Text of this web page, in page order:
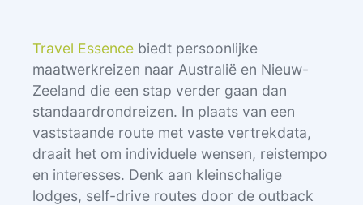
Travel Essence biedt persoonlijke
maatwerkreizen naar Australië en Nieuw-
Zeeland die een stap verder gaan dan
standaardrondreizen. In plaats van een
vaststaande route met vaste vertrekdata,
draait het om individuele wensen, reistempo
en interesses. Denk aan kleinschalige
lodges, self-drive routes door de outback